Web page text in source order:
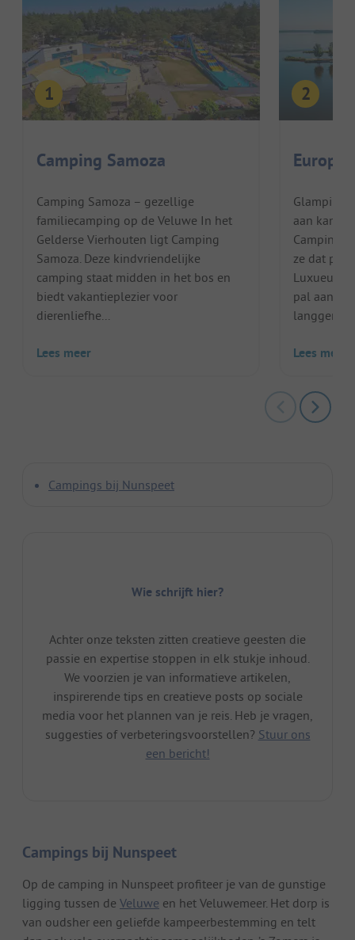
Camping Samoza
Camping Samoza – gezellige
familiecamping op de Veluwe In het
Gelderse Vierhouten ligt Camping
Samoza. Deze kindvriendelijke
camping staat midden in het bos en
biedt vakantieplezier voor
dierenliefhe...
Lees meer
aan
Camping
ze dat
Luxueuze
pal aan
Lees meer
Campings bij Nunspeet
Wie schrijft hier?
Achter onze teksten zitten creatieve geesten die
passie en expertise stoppen in elk stukje inhoud.
We voorzien je van informatieve artikelen,
inspirerende tips en creatieve posts op sociale
media voor het plannen van je reis. Heb je vragen,
suggesties of verbeteringsvoorstellen? Stuur ons
een bericht!
Campings bij Nunspeet
Op de camping in Nunspeet profiteer je van de gunstige
ligging tussen de Veluwe en het Veluwemeer. Het dorp is
van oudsher een geliefde kampeerbestemming en telt